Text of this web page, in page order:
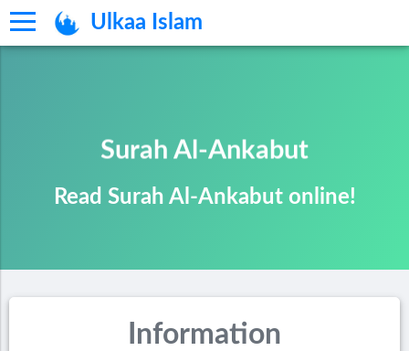
Ulkaa Islam
Surah Al-Ankabut
Read Surah Al-Ankabut online!
Information